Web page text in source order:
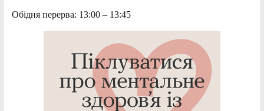
Обідня перерва: 13:00 – 13:45